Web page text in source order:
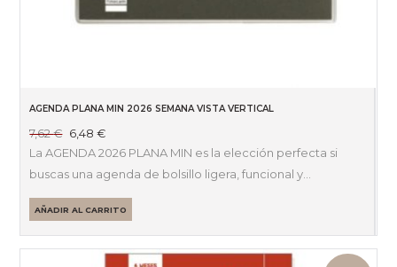
AGENDA PLANA MIN 2026 SEMANA VISTA VERTICAL
7,62€ El
precio
era:
7,62 €.
6,48€El
precio
es:
6,48 €.
La AGENDA 2026 PLANA MIN es la elección perfecta si
buscas una agenda de bolsillo ligera, funcional y…
AÑADIR AL CARRITO